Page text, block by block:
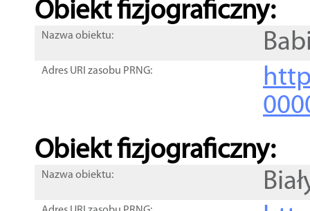
Obiekt fizjograficzny:
Nazwa obiektu:
Adres URI zasobu PRNG:
Obiekt fizjograficzny:
Nazwa obiektu: